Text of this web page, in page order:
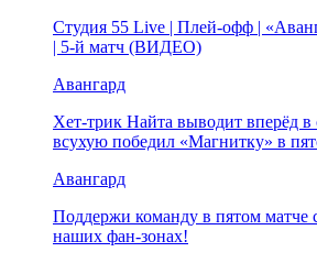
Студия 55 Live | Плей-офф |
| 5-й матч (ВИДЕО)
Авангард
Хет-трик Найта выводит вперёд
всухую победил «Магнитку» в
Авангард
Поддержи команду в пятом матче
наших фан-зонах!